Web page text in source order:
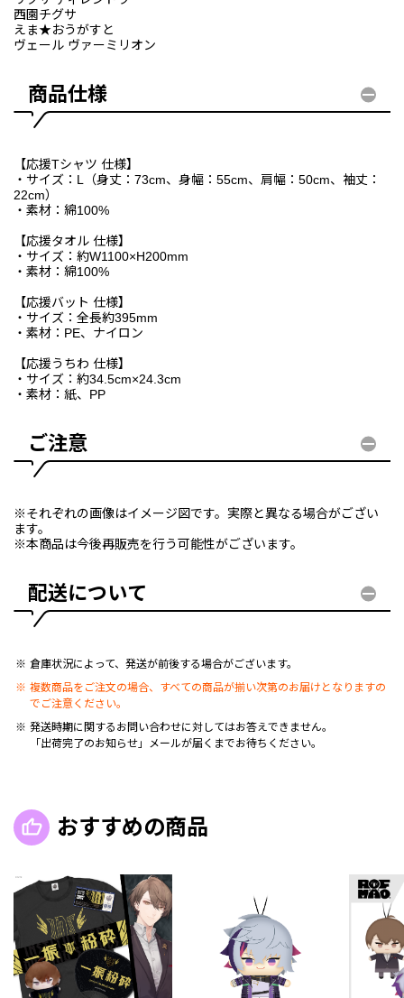
西園チグサ
えま★おうがすと
ヴェール ヴァーミリオン
商品仕様
【応援Tシャツ 仕様】
・サイズ：L（身丈：73cm、身幅：55cm、肩幅：50cm、袖丈：
22cm）
・素材：綿100%
【応援タオル 仕様】
・サイズ：約W1100×H200mm
・素材：綿100%
【応援バット 仕様】
・サイズ：全長約395mm
・素材：PE、ナイロン
【応援うちわ 仕様】
・サイズ：約34.5cm×24.3cm
・素材：紙、PP
ご注意
※それぞれの画像はイメージ図です。実際と異なる場合がござい
ます。
※本商品は今後再販売を行う可能性がございます。
配送について
倉庫状況によって、発送が前後する場合がございます。
複数商品をご注文の場合、すべての商品が揃い次第のお届けとなりますの
でご注意ください。
発送時期に関するお問い合わせに対してはお答えできません。
「出荷完了のお知らせ」メールが届くまでお待ちください。
おすすめの商品